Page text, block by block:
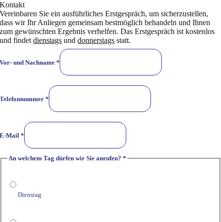
Kontakt
Vereinbaren Sie ein ausführliches Erstgespräch, um sicherzustellen,
dass wir Ihr Anliegen gemeinsam bestmöglich behandeln und Ihnen
zum gewünschten Ergebnis verhelfen. Das Erstgespräch ist kostenlos
und findetdienstags unddonnerstags statt.
Vor- und Nachname*
Telefonnummer*
E-Mail*
An welchem Tag dürfen wir Sie anrufen?*
Dienstag